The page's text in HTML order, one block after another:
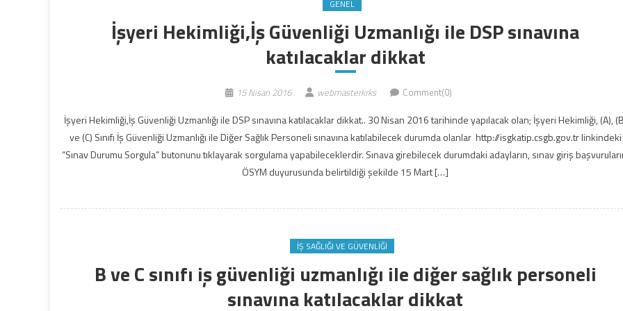
GENEL
İşyeri Hekimliği,İş Güvenliği Uzmanlığı ile DSP sınavına
katılacaklar dikkat
15 Nisan 2016 webmasterkrks Comment(0)
İşyeri Hekimliği,İş Güvenliği Uzmanlığı ile DSP sınavına katılacaklar dikkat.. 30 Nisan 2016 tarihinde yapılacak olan; İşyeri Hekimliği, (A),
ve (C) Sınıfı İş Güvenliği Uzmanlığı ile Diğer Sağlık Personeli sınavına katılabilecek durumda olanlar http://isgkatip.csgb.gov.tr linkindeki
“Sınav Durumu Sorgula” butonunu tıklayarak sorgulama yapabileceklerdir. Sınava girebilecek durumdaki adayların, sınav giriş
ÖSYM duyurusunda belirtildiği şekilde 15 Mart […]
İŞ SAĞLIĞI VE GÜVENLIĞI
B ve C sınıfı iş güvenliği uzmanlığı ile diğer sağlık personeli
sınavına katılacaklar dikkat